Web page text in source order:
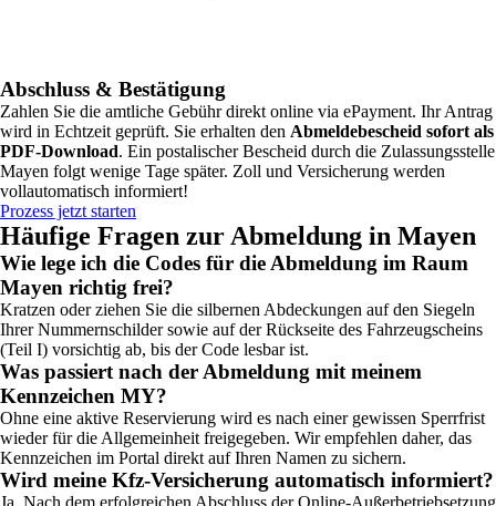
Abschluss & Bestätigung
Zahlen Sie die amtliche Gebühr direkt online via ePayment. Ihr Antrag
wird in Echtzeit geprüft. Sie erhalten den Abmeldebescheid sofort als
PDF-Download. Ein postalischer Bescheid durch die Zulassungsstelle
Mayen folgt wenige Tage später. Zoll und Versicherung werden
vollautomatisch informiert!
Prozess jetzt starten
Häufige Fragen zur Abmeldung in Mayen
Wie lege ich die Codes für die Abmeldung im Raum
Mayen richtig frei?
Kratzen oder ziehen Sie die silbernen Abdeckungen auf den Siegeln
Ihrer Nummernschilder sowie auf der Rückseite des Fahrzeugscheins
(Teil I) vorsichtig ab, bis der Code lesbar ist.
Was passiert nach der Abmeldung mit meinem
Kennzeichen MY?
Ohne eine aktive Reservierung wird es nach einer gewissen Sperrfrist
wieder für die Allgemeinheit freigegeben. Wir empfehlen daher, das
Kennzeichen im Portal direkt auf Ihren Namen zu sichern.
Wird meine Kfz-Versicherung automatisch informiert?
Ja. Nach dem erfolgreichen Abschluss der Online-Außerbetriebsetzung